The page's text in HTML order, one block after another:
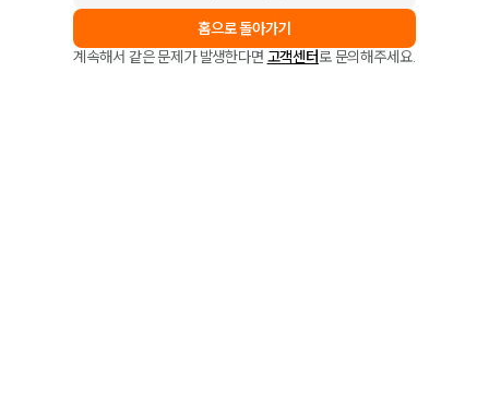
홈으로 돌아가기
계속해서 같은 문제가 발생한다면 고객센터로 문의해주세요.